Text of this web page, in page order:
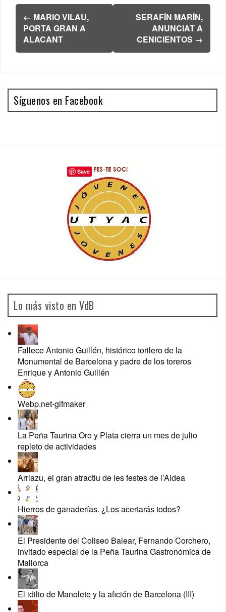
Navegación
de
entradas
← MARIO VILAU,
PORTA GRAN A
ALACANT
SERAFÍN MARÍN,
ANUNCIAT A
CENICIENTOS →
Síguenos en Facebook
Lo más visto en VdB
Fallece Antonio Guillén, histórico torilero de la
Monumental de Barcelona y padre de los toreros
Enrique y Antonio Guillén
Webp.net-gifmaker
La Peña Taurina Oro y Plata cierra un mes de julio
repleto de actividades
Arriazu, el gran atractiu de les festes de l’Aldea
Hierros de ganaderías. ¿Los acertarás todos?
El Presidente del Coliseo Balear, Fernando Corchero,
invitado especial de la Peña Taurina Gastronómica de
Mallorca
El idilio de Manolete y la afición de Barcelona (III)
Save